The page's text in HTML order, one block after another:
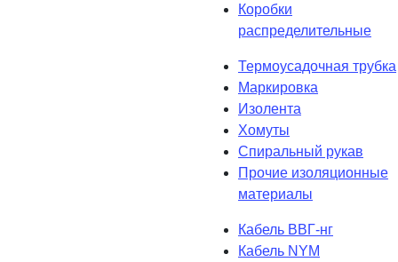
Коробки
распределительные
Термоусадочная трубка
Маркировка
Изолента
Хомуты
Спиральный рукав
Прочие изоляционные
материалы
Кабель ВВГ-нг
Кабель NYM